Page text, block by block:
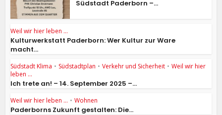
Südstadt Paderborn –...
Weil wir hier leben ...
Kulturwerkstatt Paderborn: Wer Kultur zur Ware
macht...
Südstadt Klima • Südstadtplan • Verkehr und Sicherheit • Weil wir hier
leben ...
Ich trete an! – 14. September 2025 –...
Weil wir hier leben ... • Wohnen
Paderborns Zukunft gestalten: Die...